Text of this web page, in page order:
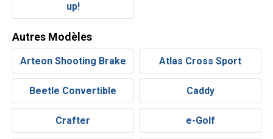
up!
Autres Modèles
Arteon Shooting Brake Atlas Cross Sport
Beetle Convertible Caddy
Crafter e-Golf